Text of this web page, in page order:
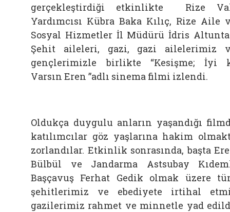
gerçekleştirdiği etkinlikte Rize
Yardımcısı Kübra Baka Kılıç, Rize Aile
Sosyal Hizmetler İl Müdürü İdris
Şehit aileleri, gazi, gazi ailelerimiz
gençlerimizle birlikte “Kesişme; İyi
Varsın Eren ”adlı sinema filmi izlendi.
Oldukça duygulu anların yaşandığı
katılımcılar göz yaşlarına hakim
zorlandılar. Etkinlik sonrasında, başta
Bülbül ve Jandarma Astsubay
Başçavuş Ferhat Gedik olmak üzere
şehitlerimiz ve ebediyete irtihal
gazilerimiz rahmet ve minnetle yad